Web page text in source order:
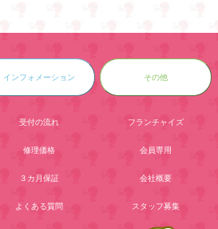
インフォメーション
受付の流れ
修理価格
３カ月保証
よくある質問
その他
フランチャイズ
会員専用
会社概要
スタッフ募集